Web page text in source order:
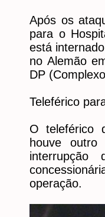
Após os
para o
está
no Alemão
DP
Teleférico
O teleférico
houve
operação.